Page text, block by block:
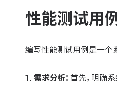
性能测试用
编写性能测试用例是一个
1. 需求分析： 首先，明确